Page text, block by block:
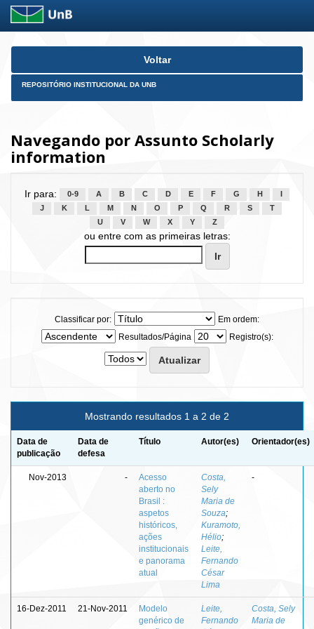
Skip
Voltar
REPOSITÓRIO INSTITUCIONAL DA UNB
Navegando por Assunto Scholarly
information
Ir para: 0-9 A B C D E F G H
J
K L M N O P Q R S
T
U
V W X Y Z
ou entre com as primeiras letras:
Classificar por:
Em ordem:
Resultados/Página
Registro(s):
Mostrando resultados 1 a 2 de 2
Data de
publicação
Data de
defesa
Título Autor(es) Orientador(es)
Nov-2013 -
Acesso
aberto no
Brasil :
aspetos
históricos,
ações
institucionais
e panorama
atual
Costa,
Sely
Maria de
Souza;
Kuramoto,
Hélio;
Leite,
Fernando
César
Lima
-
16-Dez-2011 21-Nov-2011
Modelo
genérico de
Leite,
Fernando
Costa, Sely
Maria de